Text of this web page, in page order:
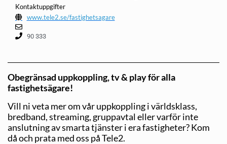
Kontaktuppgifter
www.tele2.se/fastighetsagare
90 333
Obegränsad uppkoppling, tv & play för alla
fastighetsägare!
Vill ni veta mer om vår uppkoppling i världsklass,
bredband, streaming, gruppavtal eller varför inte
anslutning av smarta tjänster i era fastigheter? Kom
då och prata med oss på Tele2.